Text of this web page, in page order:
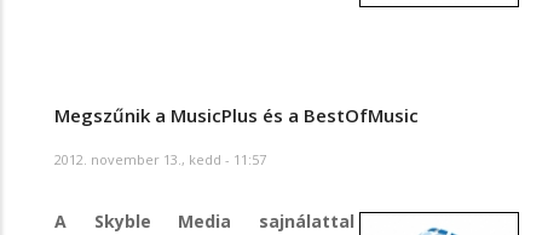
Megszűnik a MusicPlus és a BestOfMusic
2012. november 13., kedd - 11:57
A Skyble Media sajnálattal